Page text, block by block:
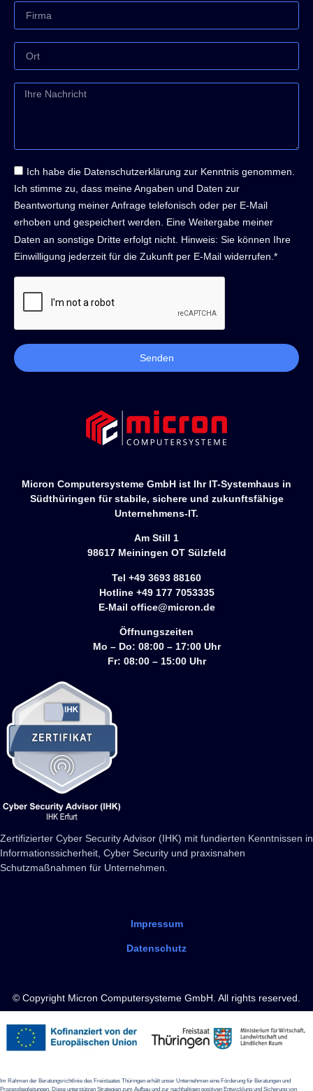
Micron Computersysteme GmbH ist Ihr IT-Systemhaus in
Südthüringen für stabile, sichere und zukunftsfähige
Unternehmens-IT.
Am Still 1
98617 Meiningen OT Sülzfeld
Tel +49 3693 88160
Hotline +49 177 7053335
E-Mail office@micron.de
Öffnungszeiten
Mo – Do: 08:00 – 17:00 Uhr
Fr: 08:00 – 15:00 Uhr
Zertifizierter Cyber Security Advisor (IHK) mit fundierten Kenntnissen in
Informationssicherheit, Cyber Security und praxisnahen
Schutzmaßnahmen für Unternehmen.
Impressum
Datenschutz
© Copyright Micron Computersysteme GmbH. All rights reserved.
Ich habe die Datenschutzerklärung zur Kenntnis genommen.
Ich stimme zu, dass meine Angaben und Daten zur
Beantwortung meiner Anfrage telefonisch oder per E-Mail
erhoben und gespeichert werden. Eine Weitergabe meiner
Daten an sonstige Dritte erfolgt nicht. Hinweis: Sie können Ihre
Einwilligung jederzeit für die Zukunft per E-Mail widerrufen.*
Senden
Im Rahmen der Beratungsrichtlinie des Freistaates Thüringen erhält unser Unternehmen eine Förderung für Beratungen und
Prozessbegleitungen. Diese unterstützen Strategien zum Aufbau und zur nachhaltigen positiven Entwicklung und Sicherung von